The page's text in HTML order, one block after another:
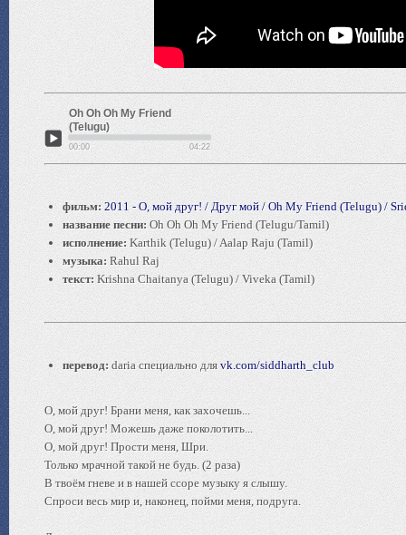
Oh Oh Oh My Friend
(Telugu)
00:00 04:22
фильм: 2011 - О, мой друг! / Друг мой / Oh My Friend (Telugu) /
название песни: Oh Oh Oh My Friend (Telugu/Tamil)
исполнение: Karthik (Telugu) / Aalap Raju (Tamil)
музыка: Rahul Raj
текст: Krishna Chaitanya (Telugu) / Viveka (Tamil)
перевод: daria специально для vk.com/siddharth_club
О, мой друг! Брани меня, как захочешь...
О, мой друг! Можешь даже поколотить...
О, мой друг! Прости меня, Шри.
Только мрачной такой не будь. (2 раза)
В твоём гневе и в нашей ссоре музыку я слышу.
Спроси весь мир и, наконец, пойми меня, подруга.